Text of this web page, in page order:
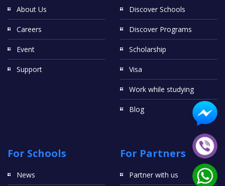
About Us
Careers
Event
Support
Discover Schools
Discover Programs
Scholarship
Visa
Work while studying
Blog
For Schools
News
For Partners
Partner with us